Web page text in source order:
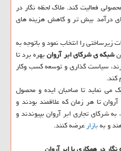
فعالیت کند. ملاک لحظه نگار در
درآمد بیش تر و کاهش هزینه های
زیرساختی را انتخاب نمود و باتوجه به
شبکه ی شرکای ابر آروانبهره برد تا
سیاست گذاری و توسعه کسب وکار
می نماید تا صاحبان ایده و محصول
تا هر زمان که علاقمند بودند و
شرکای تجاری ابر آروان بپیوندند و
و بهبازارعرضه کنند.